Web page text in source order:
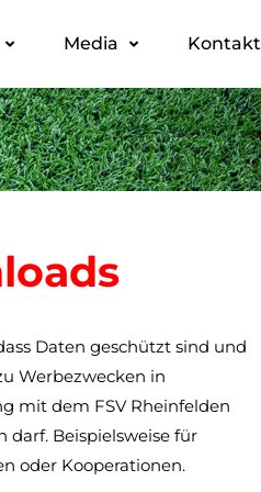
Media Kontakt
Daten geschützt sind und
Werbezwecken in
mit dem FSV Rheinfelden
darf. Beispielsweise für
oder Kooperationen.